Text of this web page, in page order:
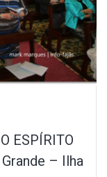
ESPÍRITO
– Ilha